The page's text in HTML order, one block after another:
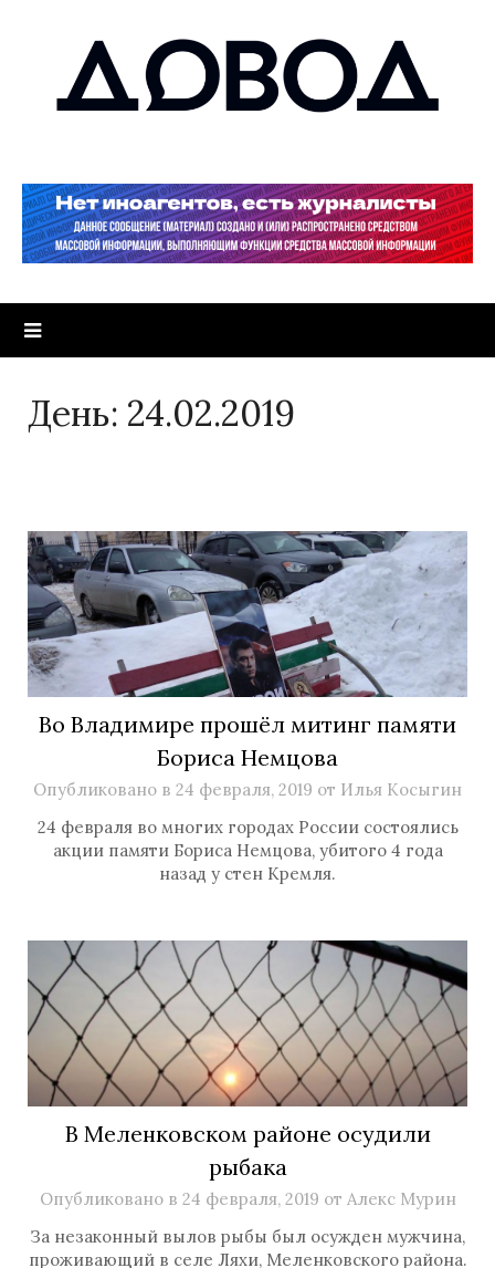
День: 24.02.2019
Во Владимире прошёл митинг памяти
Бориса Немцова
Опубликовано в 24 февраля, 2019 от Илья Косыгин
24 февраля во многих городах России состоялись
акции памяти Бориса Немцова, убитого 4 года
назад у стен Кремля.
В Меленковском районе осудили
рыбака
Опубликовано в 24 февраля, 2019 от Алекс Мурин
За незаконный вылов рыбы был осужден мужчина,
проживающий в селе Ляхи, Меленковского района.